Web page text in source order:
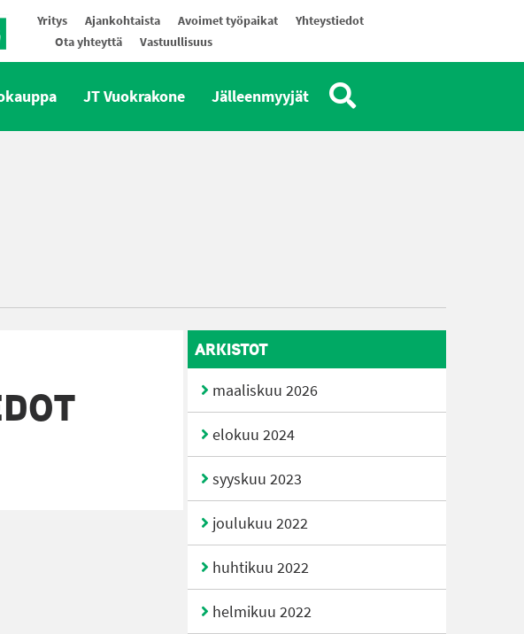
Yritys Ajankohtaista Avoimet työpaikat
Yhteystiedot
Ota yhteyttä
Vastuullisuus
JT Vuokrakone Jälleenmyyjät
ARKISTOT
maaliskuu 2026
elokuu 2024
syyskuu 2023
joulukuu 2022
huhtikuu 2022
helmikuu 2022